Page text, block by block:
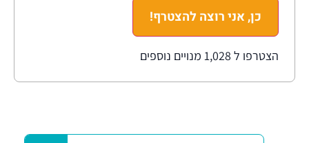
כן, אני רוצה להצטרף!
הצטרפו ל 1,028 מנויים נוספים